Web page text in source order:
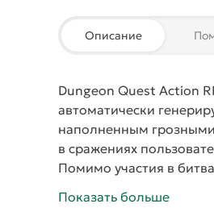
Описание
Dungeon Quest Action
автоматически
наполненным грозными
в сражениях
Помимо участия в
Показать больше